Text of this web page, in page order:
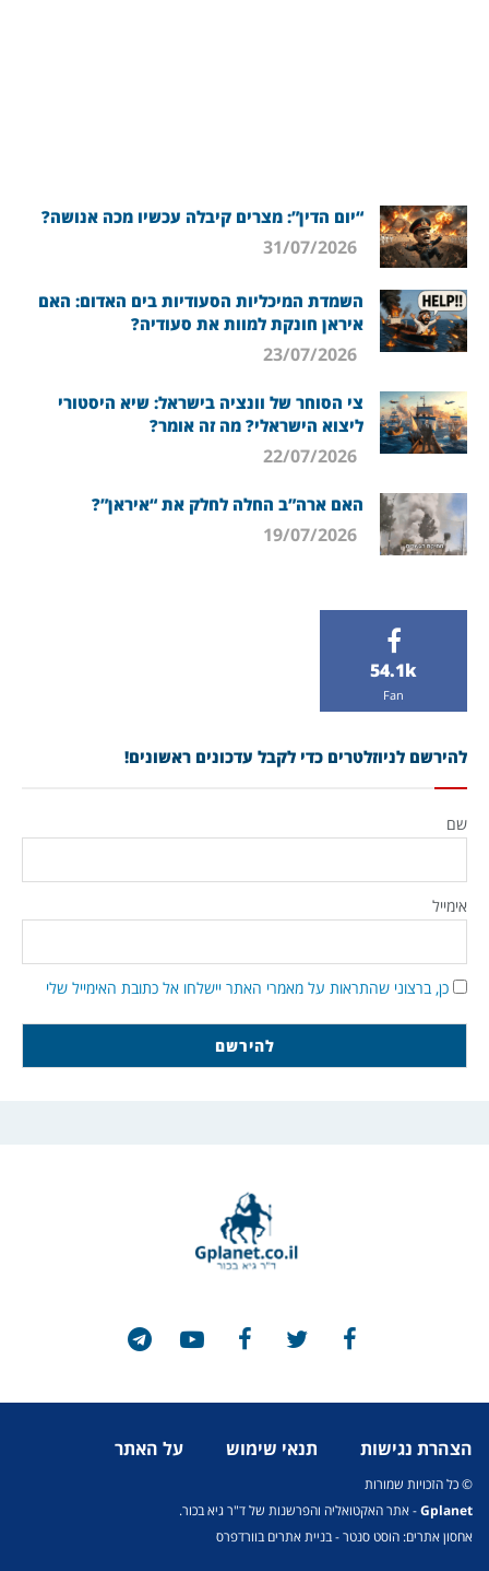
“יום הדין”: מצרים קיבלה עכשיו מכה אנושה?
השמדת המיכליות הסעודיות בים האדום: האם
איראן חונקת למוות את סעודיה?
צי הסוחר של וונציה בישראל: שיא היסטורי
ליצוא הישראלי? מה זה אומר?
האם ארה”ב החלה לחלק את “איראן”?
54.1k
Fan
להירשם לניוזלטרים כדי לקבל עדכונים ראשונים!
שם
אימייל
כן, ברצוני שהתראות על מאמרי האתר יישלחו אל כתובת האימייל שלי
הצהרת נגישות תנאי שימוש על האתר
© כל הזכויות שמורות
Gplanet- אתר האקטואליה והפרשנות של ד"ר גיא בכור.
אחסון אתרים: הוסט סנטר-בניית אתרים בוורדפרס